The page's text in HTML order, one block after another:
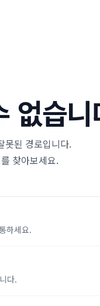
없습
못된 경로입니다.
찾아보세요.
하세요.
다.